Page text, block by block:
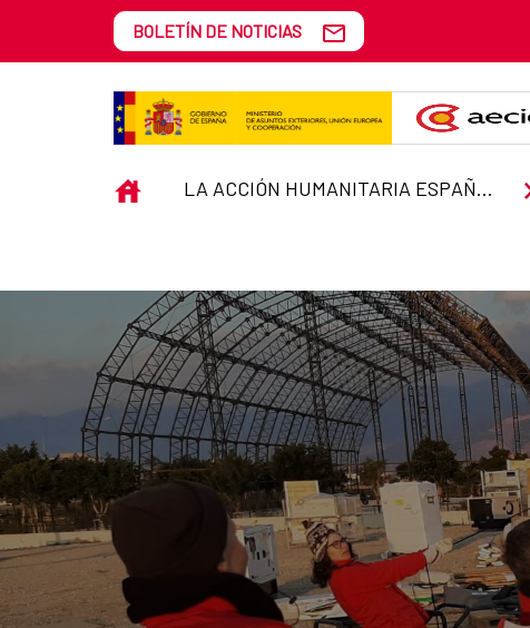
Saltar al contenido principal
Equipo Start
BOLETÍN DE NOTICIAS
INICIO LA ACCIÓN HUMANITARIA ESPAÑOLA